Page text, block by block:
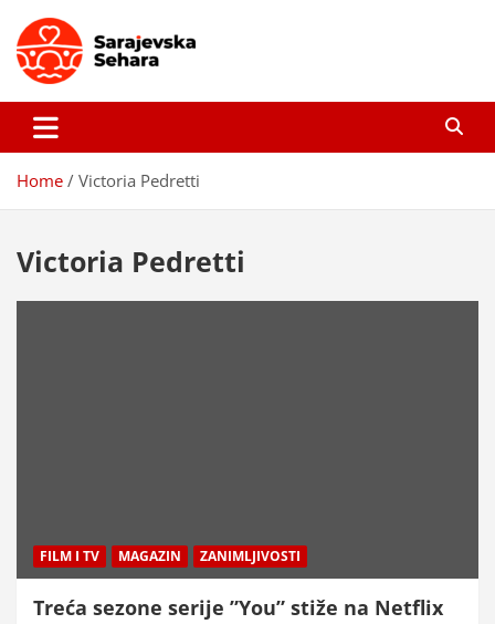
content
Sarajevska sehara
Home Victoria Pedretti
Victoria Pedretti
FILM I TV MAGAZIN ZANIMLJIVOSTI
Treća sezone serije ”You” stiže na Netflix